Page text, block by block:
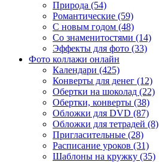
Природа (54)
Романтические (59)
С новым годом (48)
Со знаменитостями (14)
Эффекты для фото (33)
Фото коллажи онлайн
Календари (425)
Конверты для денег (12)
Обертки на шоколад (22)
Обертки, конверты (38)
Обложки для DVD (87)
Обложки для тетрадей (8)
Пригласительные (28)
Расписание уроков (31)
Шаблоны на кружку (35)